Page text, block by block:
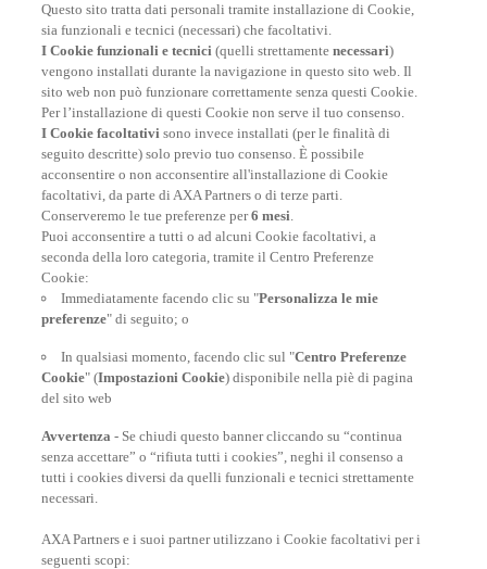
LE NOSTRE POLIZZE
Assicurazione Viaggio Spagna
Tutti i consigli per viaggiare serenamente
Assicurazione Viaggio Spagna
Assicurazione Viaggio Portogallo
Tutti i consigli per viaggiare serenamente
POLIZZE VIAGGIO
Questo sito tratta dati personali tramite installazione di Cookie,
sia funzionali e tecnici (necessari) che facoltativi.
I Cookie funzionali e tecnici (quelli strettamentenecessari)
vengono installati durante la navigazione in questo sito web. Il
sito web non può funzionare correttamente senza questi Cookie.
Per l’installazione di questi Cookie non serve il tuo consenso.
I Cookie facoltativi sono invece installati (per le finalità di
seguito descritte) solo previo tuo consenso. È possibile
acconsentire o non acconsentire all'installazione di Cookie
facoltativi, da parte di AXA Partners o di terze parti.
Conserveremo le tue preferenze per6 mesi.
Puoi acconsentire a tutti o ad alcuni Cookie facoltativi, a
seconda della loro categoria, tramite il Centro Preferenze
Cookie:
Immediatamente facendo clic su "Personalizza le mie
preferenze" di seguito; o
In qualsiasi momento, facendo clic sul "Centro Preferenze
Cookie" (Impostazioni Cookie) disponibile nella piè di pagina
del sito web
Avvertenza - Se chiudi questo banner cliccando su “continua
senza accettare” o “rifiuta tutti i cookies”, neghi il consenso a
tutti i cookies diversi da quelli funzionali e tecnici strettamente
necessari.
AXA Partners e i suoi partner utilizzano i Cookie facoltativi per i
seguenti scopi: